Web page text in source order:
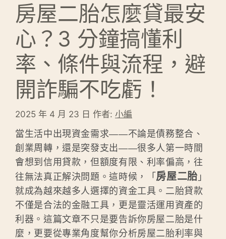
房屋二胎怎麼貸最安
心？3 分鐘搞懂利
率、條件與流程，避
開詐騙不吃虧！
2025 年 4 月 23 日 作者: 小編
當生活中出現資金需求——不論是債務整合、
創業周轉，還是突發支出——很多人第一時間
會想到信用貸款，但額度有限、利率偏高，往
往無法真正解決問題。這時候，「 房屋二胎 」
就成為越來越多人選擇的資金工具。二胎貸款
不僅是合法的金融工具，更是靈活運用資產的
利器。這篇文章不只是要告訴你房屋二胎是什
麼，更要從專業角度幫你分析房屋二胎利率與